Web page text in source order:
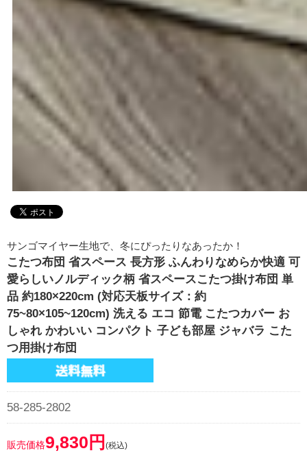
サンゴマイヤー生地で、冬にぴったりなあったか！
こたつ布団 省スペース 長方形 ふんわりなめらか快適 可
愛らしいノルディック柄 省スペースこたつ掛け布団 単
品 約180×220cm (対応天板サイズ：約
75~80×105~120cm) 洗える エコ 節電 こたつカバー お
しゃれ かわいい コンパクト 子ども部屋 ジャバラ こた
つ用掛け布団
58-285-2802
販売価格9,830円 (税込)